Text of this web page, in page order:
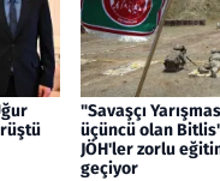
"Savaşçı
üçüncü olan
JÖH'ler zorlu
geçiyor